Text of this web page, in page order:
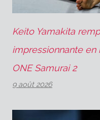
Keito Yamakita
impressionnante
ONE Samurai 2
9 août 2026